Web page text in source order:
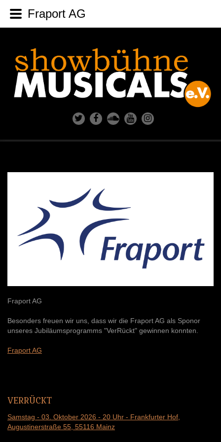
Fraport AG
Besonders freuen wir uns, dass wir die Fraport AG als Sponor
unseres Jubiläumsprogramms "VerRückt" gewinnen konnten.
Fraport AG
VERRÜCKT
Samstag - 03. Oktober 2026 - 20 Uhr - Frankfurter Hof,
Augustinerstraße 55, 55116 Mainz
Fraport AG